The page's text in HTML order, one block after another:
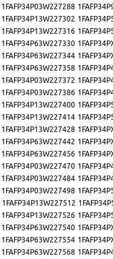
1FAFP34P03W227288
1FAFP34P13W227302
1FAFP34P13W227316
1FAFP34P63W227330
1FAFP34P63W227344
1FAFP34P63W227358
1FAFP34P03W227372
1FAFP34P03W227386
1FAFP34P13W227400
1FAFP34P13W227414
1FAFP34P13W227428
1FAFP34P63W227442
1FAFP34P63W227456
1FAFP34P03W227470
1FAFP34P03W227484
1FAFP34P03W227498
1FAFP34P13W227512
1FAFP34P13W227526
1FAFP34P63W227540
1FAFP34P63W227554
1FAFP34P63W227568